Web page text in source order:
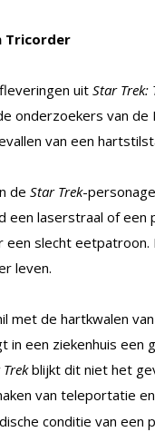
Tricorder
uit Star Trek:
onderzoekers van de
van een
de Star Trek-
een laserstraal of een
een slecht
leven.
met de hartkwalen
in een ziekenhuis
blijkt dit niet het
van teleportatie
conditie van een